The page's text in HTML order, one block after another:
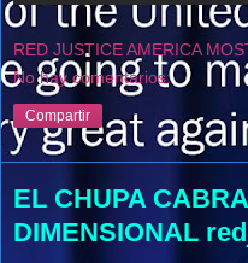
RED JUSTICE AMERICA
No hay comentarios:
Compartir
EL CHUPA
DIMENSIONAL